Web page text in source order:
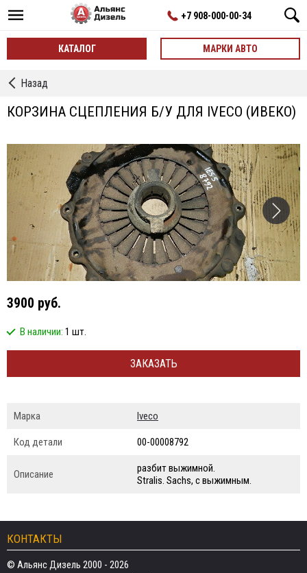
+7 908-000-00-34
КАТАЛОГ МАРКИ АВТО
←
Сцепления
Назад
КОРЗИНА СЦЕПЛЕНИЯ Б/У ДЛЯ IVECO (ИВЕКО)
3900 руб.
В наличии: 1 шт.
ЗАКАЗАТЬ
Марка Iveco
Код детали 00-00008792
Описание
разбит выжимной.
Stralis. Sachs, с выжимным.
КОНТАКТЫ
© Альянс Дизель 2000 - 2026